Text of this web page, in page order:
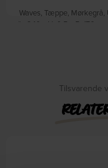
Waves, Tæppe, Mørkegrå,
(L: 240 x H: 0,5 x B: 170 cm.)
Tilsvarende